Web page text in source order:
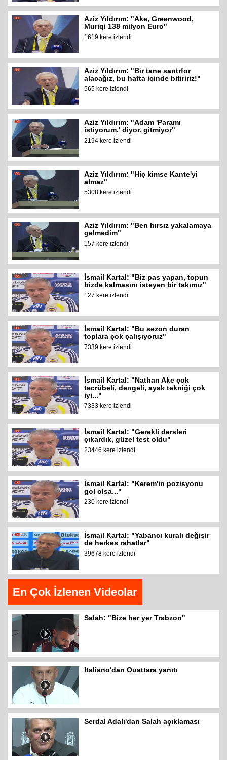
Aziz Yıldırım: "Ake, Greenwood,
Muriqi 138 milyon Euro"
1619 kere izlendi
Aziz Yıldırım: "Bir tane santrfor
alacağız, bu hafta içinde bitiririz!"
565 kere izlendi
Aziz Yıldırım: "Adam 'Paramı
istiyorum.' diyor. gitmiyor"
2194 kere izlendi
Aziz Yıldırım: "Hiç kimse Kante'yi
almaz"
5308 kere izlendi
Aziz Yıldırım: "Ben hırsız yakalamaya
gelmedim"
157 kere izlendi
İsmail Kartal: "Biz pas yapan, topun
bizde kalmasını isteyen bir takımız"
127 kere izlendi
İsmail Kartal: "Bu sezon duran
toplara çok çalışıyoruz"
7339 kere izlendi
İsmail Kartal: "Nathan Ake çok
tecrübeli, dengeli, ayak tekniği çok
iyi..."
7333 kere izlendi
İsmail Kartal: "Gerekli dersleri
çıkardık, güzel test oldu"
23446 kere izlendi
İsmail Kartal: "Kerem'in pozisyonu
gol olsa..."
230 kere izlendi
İsmail Kartal: "Yabancı kuralı değişir
de herkes rahatlar"
39678 kere izlendi
En Çok İzlenen Videolar
Salah: "Bize her yer Trabzon"
Italiano'dan Ouattara yanıtı
Serdal Adalı'dan Salah açıklaması